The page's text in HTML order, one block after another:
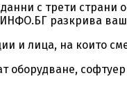
с трети страни
разкрива
и лица, на които
оборудване,